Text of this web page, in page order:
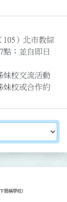
105）北市教綜
點；並自即日
妹校交流活動
妹校或合作約
簡稱學校）